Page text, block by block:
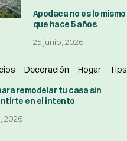
Apodaca no es lo mismo
que hace 5 años
25 junio, 2026
Decoración Hogar Tips
remodelar tu casa sin
en el intento
2026